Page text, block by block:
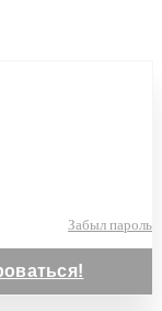
Забыл пароль